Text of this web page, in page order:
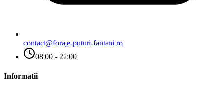
contact@foraje-puturi-fantani.ro
08:00 - 22:00
Informatii